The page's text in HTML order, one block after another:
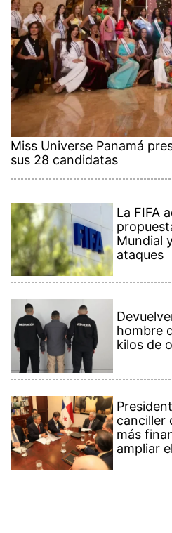
Miss Universe Panamá
sus 28 candidatas
La FIFA
Mundial
ataques
hombre
kilos de
canciller
más
ampliar